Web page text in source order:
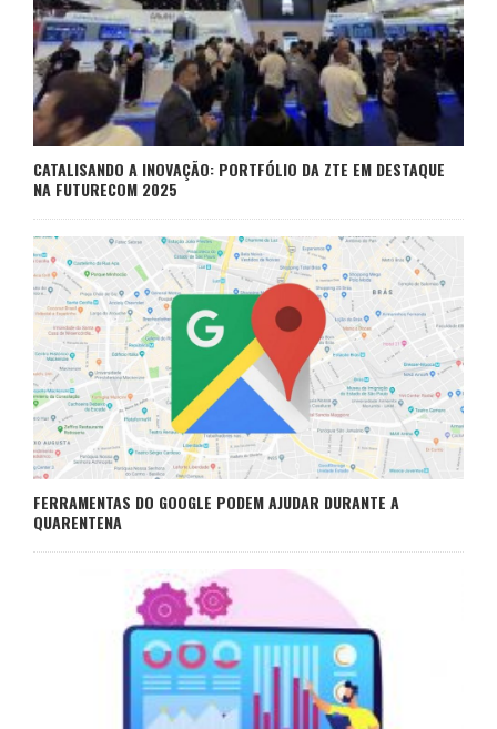
CATALISANDO A INOVAÇÃO: PORTFÓLIO DA ZTE EM DESTAQUE
NA FUTURECOM 2025
FERRAMENTAS DO GOOGLE PODEM AJUDAR DURANTE A
QUARENTENA